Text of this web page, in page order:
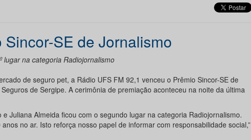
SE de Jornalismo
lugar na categoria Radiojornalismo
de seguro pet, a Rádio UFS FM 92,1 venceu o Prêmio Sincor-SE de
de Sergipe. A cerimônia de premiação aconteceu na noite da última
Juliana Almeida ficou com o segundo lugar na categoria Radiojornalismo.
no ar. Isto reforça nosso papel de informar com responsabilidade social,”